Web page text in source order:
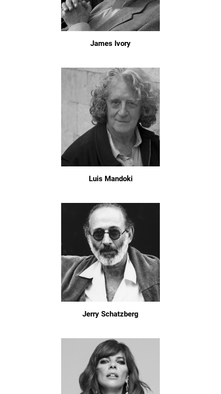
James Ivory
Luis Mandoki
Jerry Schatzberg